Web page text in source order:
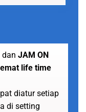
JAM ON
life time
diatur setiap
di setting